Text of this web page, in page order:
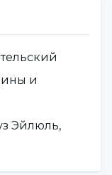
медицине и
частном
терапии
работает в
и
Эйлюль,